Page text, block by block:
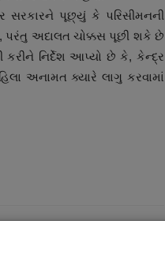
સરકારને પૂછ્યું કે પરિસીમનની
પરંતુ અદાલત ચોક્કસ પૂછી શકે છે
કરીને નિર્દેશ આપ્યો છે કે, કેન્દ્ર
અનામત ક્યારે લાગુ કરવામાં